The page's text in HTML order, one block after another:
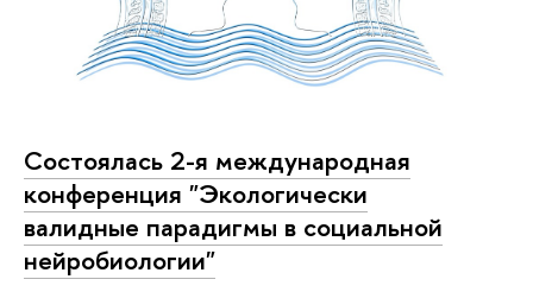
Состоялась 2-я международная
конференция "Экологически
валидные парадигмы в социальной
нейробиологии"